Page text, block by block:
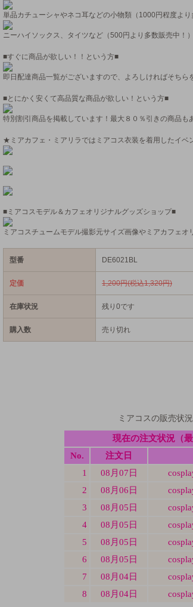
単品カチューシャやネコ耳などの小物類（1000円程度より
ニーハイソックス、タイツなど（500円より多数販売中！）
■すぐに商品が欲しい！！という方■
即日配達商品一覧がございますので、よろしければそちら
■とにかく安くて高品質な商品が欲しい！という方■
特別割引商品を掲載しています！最大８０％引きの商品も
★ミアカフェ・ミアリラではミアコス衣装を着用したイベ
■ミアコスモデル＆カフェオリジナルグッズショップ■
ミアコスチュームモデル撮影元サイズ画像やミアカフェオ
型番 DE6021BL
定価 1,200円(税込1,320円)
在庫状況 残り0です
購入数 売り切れ
ミアコスの販売状